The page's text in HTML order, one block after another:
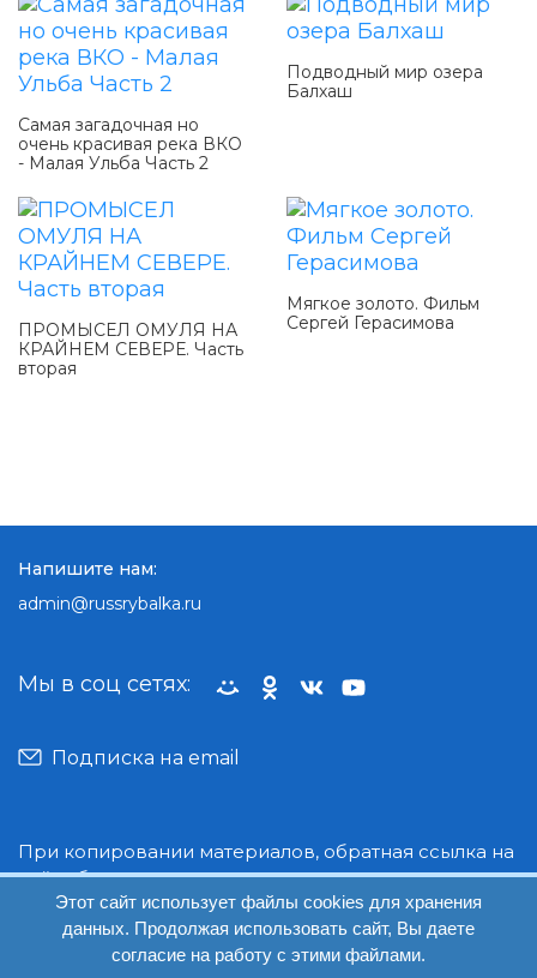
Самая загадочная но
очень красивая река ВКО
- Малая Ульба Часть 2
Подводный мир озера
Балхаш
ПРОМЫСЕЛ ОМУЛЯ НА
КРАЙНЕМ СЕВЕРЕ. Часть
вторая
Мягкое золото. Фильм
Сергей Герасимова
При копировании материалов, обратная ссылка на
сайт обязательна.
© Руссрыбалка: 2018-2026
Мы в соц сетях:
Подписка на email
Напишите нам:
admin@russrybalka.ru
Этот сайт использует файлы cookies для хранения
данных. Продолжая использовать сайт, Вы даете
согласие на работу с этими файлами.